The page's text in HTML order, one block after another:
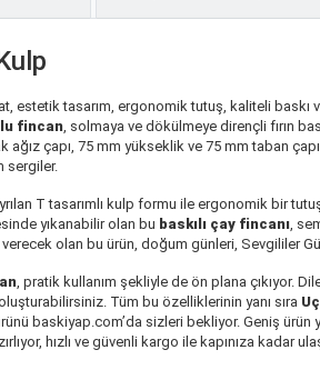
estetik tasarım, ergonomik tutuş, kaliteli baskı
fincan, solmaya ve dökülmeye dirençli fırın
çapı, 75 mm yükseklik ve 75 mm taban
sergiler.
T tasarımlı kulp formu ile ergonomik bir
yıkanabilir olan bu baskılı çay fincanı,
verecek olan bu ürün, doğum günleri, Sevgililer
, pratik kullanım şekliyle de ön plana çıkıyor.
Tüm bu özelliklerinin yanı sıra
baskiyap.com’da sizleri bekliyor. Geniş ürün
hızlı ve güvenli kargo ile kapınıza